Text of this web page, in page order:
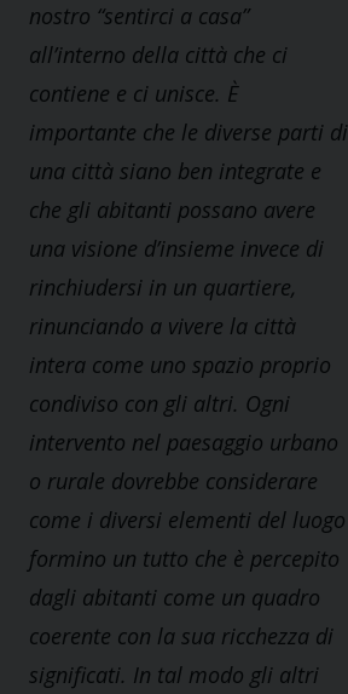
nostro “sentirci a casa”
all’interno della città che ci
contiene e ci unisce. È
importante che le diverse parti di
una città siano ben integrate e
che gli abitanti possano avere
una visione d’insieme invece di
rinchiudersi in un quartiere,
rinunciando a vivere la città
intera come uno spazio proprio
condiviso con gli altri. Ogni
intervento nel paesaggio urbano
o rurale dovrebbe considerare
come i diversi elementi del luogo
formino un tutto che è percepito
dagli abitanti come un quadro
coerente con la sua ricchezza di
significati. In tal modo gli altri